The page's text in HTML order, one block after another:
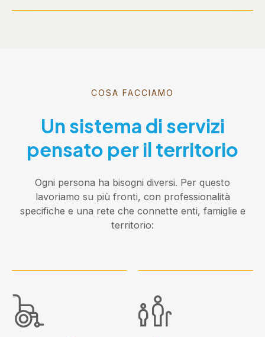
COSA FACCIAMO
Un sistema di servizi
pensato per il territorio
Ogni persona ha bisogni diversi. Per questo
lavoriamo su più fronti, con professionalità
specifiche e una rete che connette enti, famiglie e
territorio: